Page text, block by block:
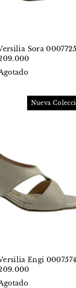
Sora 0007725
Nueva
Engi 0007574